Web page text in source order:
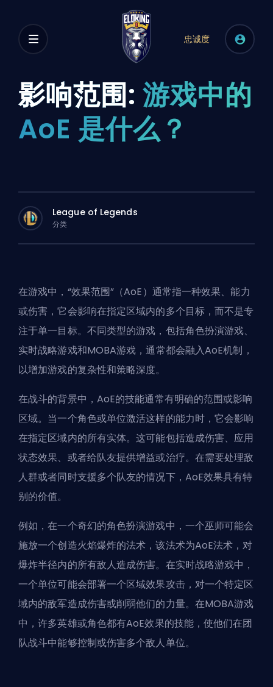
忠诚度
影响范围: 游戏中的
AoE 是什么？
League of Legends
分类
在游戏中，“效果范围”（AoE）通常指一种效果、能力
或伤害，它会影响在指定区域内的多个目标，而不是专
注于单一目标。不同类型的游戏，包括角色扮演游戏、
实时战略游戏和MOBA游戏，通常都会融入AoE机制，
以增加游戏的复杂性和策略深度。
在战斗的背景中，AoE的技能通常有明确的范围或影响
区域。当一个角色或单位激活这样的能力时，它会影响
在指定区域内的所有实体。这可能包括造成伤害、应用
状态效果、或者给队友提供增益或治疗。在需要处理敌
人群或者同时支援多个队友的情况下，AoE效果具有特
别的价值。
例如，在一个奇幻的角色扮演游戏中，一个巫师可能会
施放一个创造火焰爆炸的法术，该法术为AoE法术，对
爆炸半径内的所有敌人造成伤害。在实时战略游戏中，
一个单位可能会部署一个区域效果攻击，对一个特定区
域内的敌军造成伤害或削弱他们的力量。在MOBA游戏
中，许多英雄或角色都有AoE效果的技能，使他们在团
队战斗中能够控制或伤害多个敌人单位。